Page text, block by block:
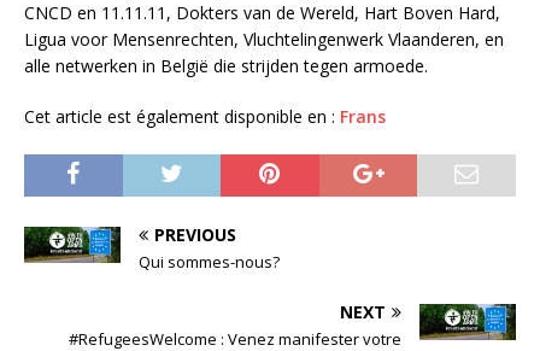
CNCD en 11.11.11, Dokters van de Wereld, Hart Boven Hard,
Ligua voor Mensenrechten, Vluchtelingenwerk Vlaanderen, en
alle netwerken in België die strijden tegen armoede.
Cet article est également disponible en : Frans
PREVIOUS
Qui sommes-nous?
NEXT
#RefugeesWelcome : Venez manifester votre